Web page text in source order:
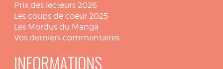
Prix des lecteurs 2026
Les coups de coeur 2025
Les Mordus du Manga
Vos derniers commentaires
INFORMATIONS